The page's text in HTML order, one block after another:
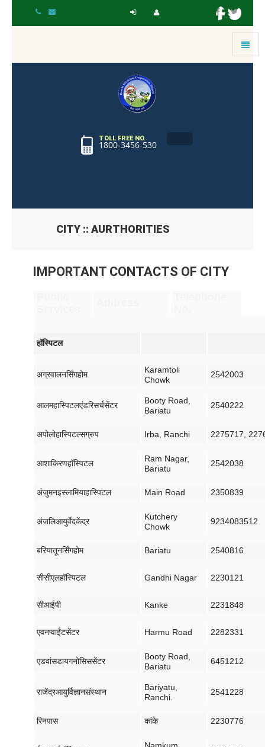
Toggle
TOLL FREE NO.
1800-3456-530
CITY :: AURTHORITIES
IMPORTANT CONTACTS OF CITY
हॉस्पिटल
अग्रवालनर्सिंगहोम
Karamtoli
Chowk
2542003
आलमहास्पिटलएंडरिसर्चसेंटर
Booty Road,
Bariatu
2540222
अपोलोहास्पिटल्सग्रुप Irba, Ranchi 2275717,
आशाकिरणहॉस्पिटल
Ram Nagar,
Bariatu
2542038
अंजुमनइस्लामियाहास्पिटल Main Road 2350839
अंजलिआयुर्वेदकेंद्र
Kutchery
Chowk
9234083512
बरियातूनर्सिंगहोम Bariatu 2540816
सीसीएलहॉस्पिटल Gandhi Nagar 2230121
सीआईपी Kanke 2231848
एवनप्वाईंटसेंटर Harmu Road 2282331
एडवांसडायगनोसिससेंटर
Booty Road,
Bariatu
6451212
राजेंद्रआयुर्विज्ञानसंस्थान
Bariyatu,
Ranchi.
2541228
रिनपास कांके 2230776